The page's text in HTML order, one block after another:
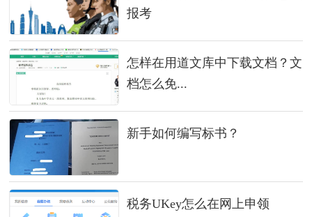
报考
怎样在用道文库中下载文档？文
档怎么免...
新手如何编写标书？
税务UKey怎么在网上申领